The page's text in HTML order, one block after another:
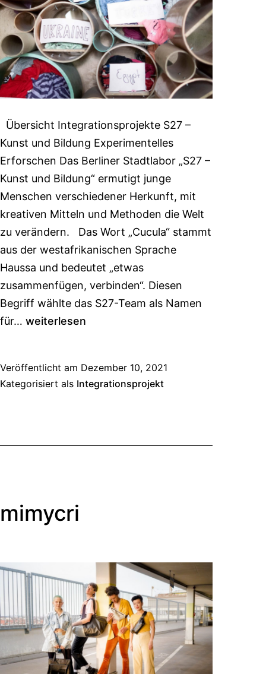
Übersicht Integrationsprojekte S27 –
Kunst und Bildung Experimentelles
Erforschen Das Berliner Stadtlabor „S27 –
Kunst und Bildung“ ermutigt junge
Menschen verschiedener Herkunft, mit
kreativen Mitteln und Methoden die Welt
zu verändern. Das Wort „Cucula“ stammt
aus der westafrikanischen Sprache
Haussa und bedeutet „etwas
zusammenfügen, verbinden“. Diesen
Begriff wählte das S27-Team als Namen
für… weiterlesen
Veröffentlicht am Dezember 10, 2021
Kategorisiert als Integrationsprojekt
mimycri